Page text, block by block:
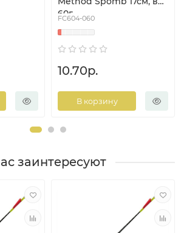
60г
FC604-060
10.70р.
В корзину
заинтересуют